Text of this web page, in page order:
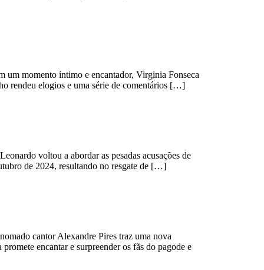
um momento íntimo e encantador, Virginia Fonseca
rendeu elogios e uma série de comentários […]
voltou a abordar as pesadas acusações de
de 2024, resultando no resgate de […]
cantor Alexandre Pires traz uma nova
encantar e surpreender os fãs do pagode e